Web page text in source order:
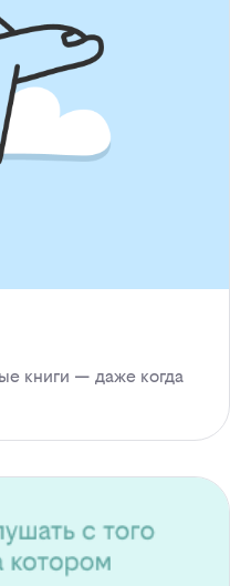
книги — даже когда